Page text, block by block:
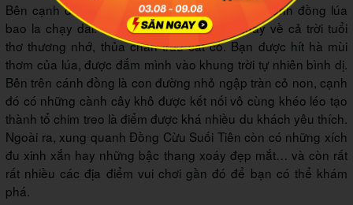
Bên cạnh đồng cừu, đồi núi, khúc sông…. là cánh đồng lúa
bao la chạy dài. Đến đây bạn như được quay về cả trời tuổi
thơ thương nhớ, thủa chăn trâu cắt cỏ. Bạn được hít hà mùi
thơm của lúa, được đắm mình vào khung trời tự nhiên bình dị.
Bên trên cánh đồng là con đường nhỏ ngập tràn cỏ non, cạnh
đó có những cành cây khô được kết nối vô cùng khéo léo tạo
thành tổ chim treo là điểm được khá nhiều du khách yêu thích.
Ngoài ra, xung quanh Đồng Cừu Suối Tiên còn có những xích
đu xinh xắn hay những bậc thang xoáy đẹp mắt… và còn rất
rất nhiều các địa điểm vui chơi gần đó để bạn có thể khám
phá.